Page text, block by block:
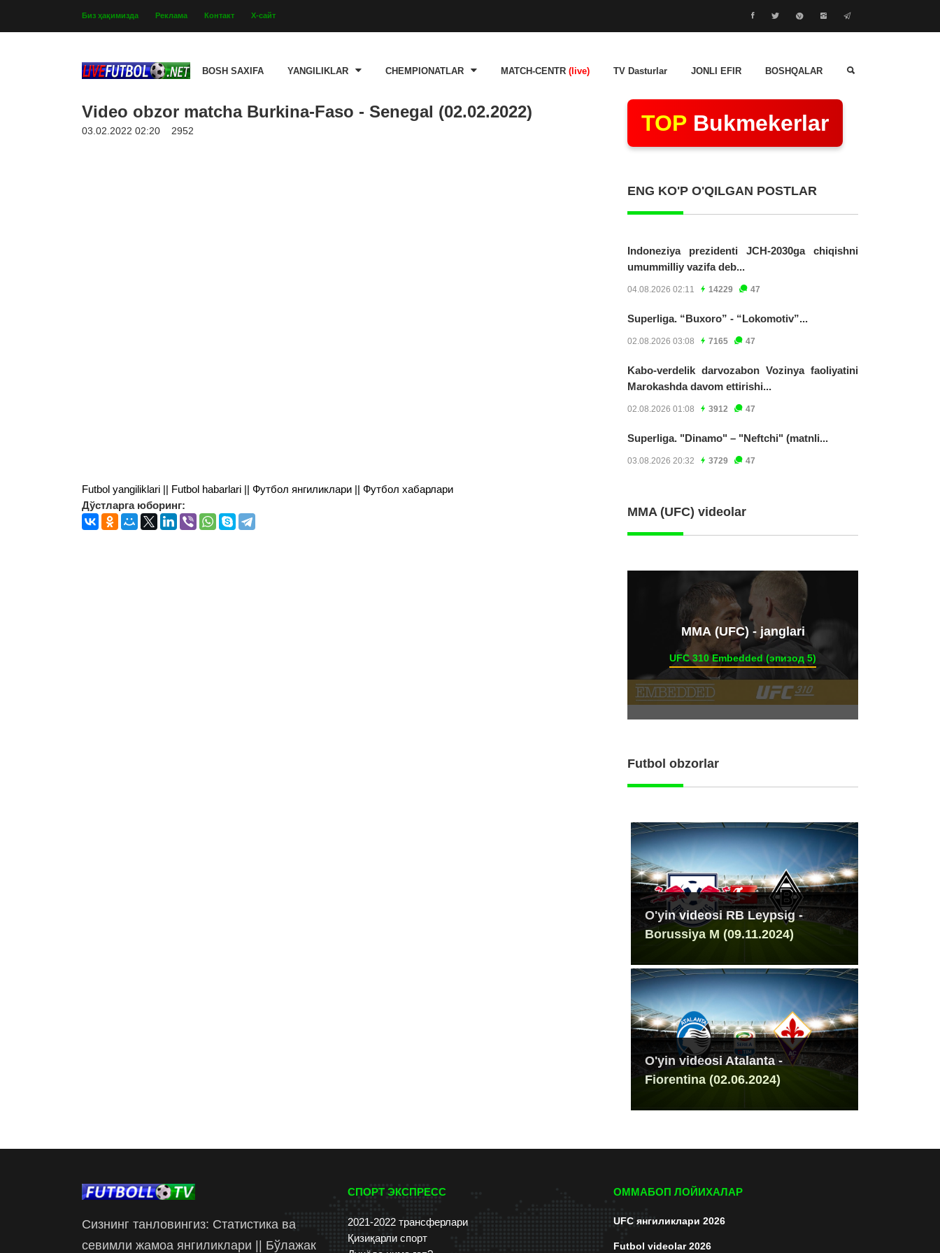
Биз ҳақимизда Реклама Контакт Х-сайт
BOSH SAXIFA YANGILIKLAR CHEMPIONATLAR MATCH-CENTR (live) TV Dasturlar JONLI EFIR BOSHQALAR
Video obzor matcha Burkina-Faso - Senegal (02.02.2022)
03.02.2022 02:20 2952
Futbol yangiliklari || Futbol habarlari || Футбол янгиликлари || Футбол хабарлари
Дўстларга юборинг:
TOP Bukmekerlar
ENG KO'P O'QILGAN POSTLAR
Indoneziya prezidenti JCH-2030ga chiqishni
umummilliy vazifa deb...
04.08.2026 02:11 14229 47
Superliga. “Buxoro” - “Lokomotiv”...
02.08.2026 03:08 7165 47
Kabo-verdelik darvozabon Vozinya faoliyatini
Marokashda davom ettirishi...
02.08.2026 01:08 3912 47
Superliga. "Dinamo" – "Neftchi" (matnli...
03.08.2026 20:32 3729 47
MMA (UFC) videolar
ММА (UFC) - janglari
UFC 310 Embedded (эпизод 5)
Futbol obzorlar
O'yin videosi RB Leypsig -
Borussiya M (09.11.2024)
O'yin videosi Atalanta -
Fiorentina (02.06.2024)
Сизнинг танловингиз: Статистика ва
севимли жамоа янгиликлари || Бўлажак
СПОРТ ЭКСПРЕСС
2021-2022 трансферлари
Қизиқарли спорт
ОММАБОП ЛОЙИХАЛАР
UFC янгиликлари 2026
Futbol videolar 2026